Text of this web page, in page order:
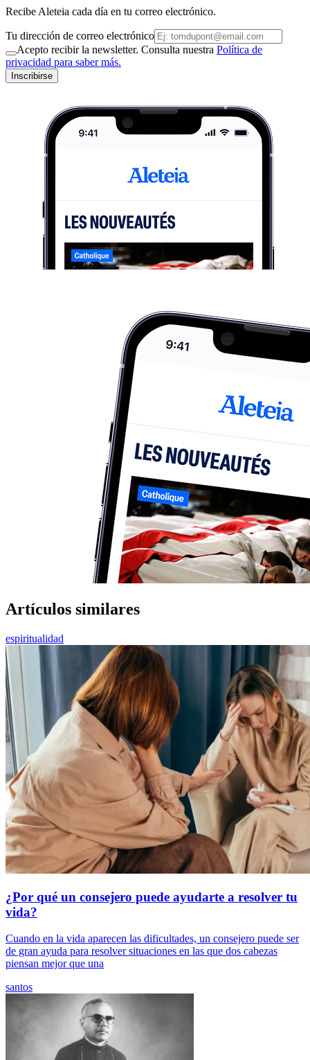
Recibe Aleteia cada día en tu correo electrónico.
Tu dirección de correo electrónico
Acepto recibir la newsletter. Consulta nuestra Política de
privacidad para saber más.
Inscribirse
Artículos similares
espiritualidad
¿Por qué un consejero puede ayudarte a resolver tu
vida?
Cuando en la vida aparecen las dificultades, un consejero puede ser
de gran ayuda para resolver situaciones en las que dos cabezas
piensan mejor que una
santos